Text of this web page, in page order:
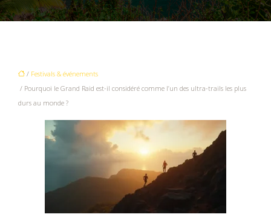
/ Festivals & événements
/ Pourquoi le Grand Raid est-il considéré comme l’un des ultra-trails les plus
durs au monde ?